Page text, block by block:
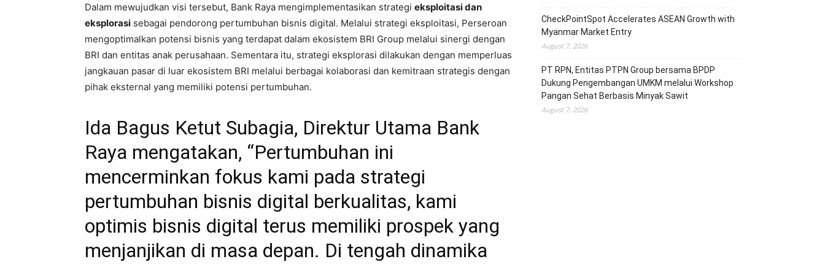
Dalam mewujudkan visi tersebut, Bank Raya mengimplementasikan strategi eksploitasi dan
eksplorasi sebagai pendorong pertumbuhan bisnis digital. Melalui strategi eksploitasi, Perseroan
mengoptimalkan potensi bisnis yang terdapat dalam ekosistem BRI Group melalui sinergi dengan
BRI dan entitas anak perusahaan. Sementara itu, strategi eksplorasi dilakukan dengan memperluas
jangkauan pasar di luar ekosistem BRI melalui berbagai kolaborasi dan kemitraan strategis dengan
pihak eksternal yang memiliki potensi pertumbuhan.
Ida Bagus Ketut Subagia, Direktur Utama Bank
Raya mengatakan, “Pertumbuhan ini
mencerminkan fokus kami pada strategi
pertumbuhan bisnis digital berkualitas, kami
optimis bisnis digital terus memiliki prospek yang
menjanjikan di masa depan. Di tengah dinamika
CheckPointSpot Accelerates ASEAN Growth with
Myanmar Market Entry
August 7, 2026
PT RPN, Entitas PTPN Group bersama BPDP
Dukung Pengembangan UMKM melalui Workshop
Pangan Sehat Berbasis Minyak Sawit
August 7, 2026